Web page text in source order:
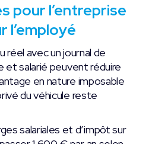
pour l’entreprise
l’employé
réel avec un journal de
et salarié peuvent réduire
en nature imposable
du véhicule reste
salariales et d’impôt sur